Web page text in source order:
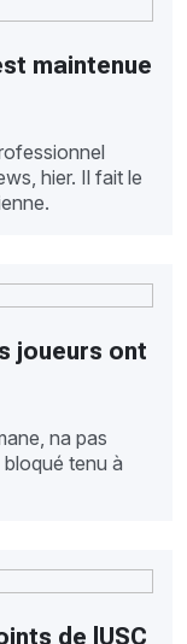
maintenue
hier. Il fait le
joueurs ont
na pas
tenu à
de lUSC